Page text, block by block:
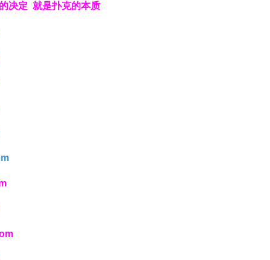
的决定 就是扑克的本质